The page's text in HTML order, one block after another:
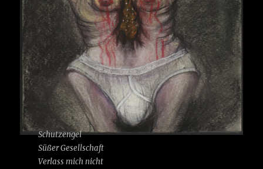
Schutzengel
Süßer Gesellschaft
Verlass mich nicht